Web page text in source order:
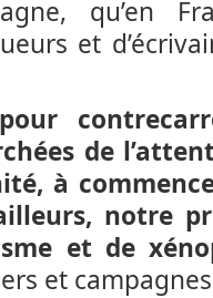
qu’en
et
de
à
notre
et de
et